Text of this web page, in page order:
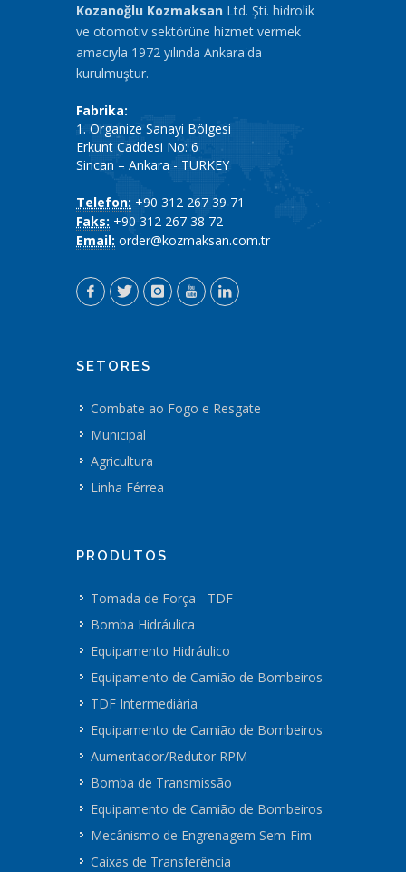
Kozanoğlu Kozmaksan Ltd. Şti. hidrolik
ve otomotiv sektörüne hizmet vermek
amacıyla 1972 yılında Ankara'da
kurulmuştur.
Fabrika:
1. Organize Sanayi Bölgesi
Erkunt Caddesi No: 6
Sincan – Ankara - TURKEY
Telefon: +90 312 267 39 71
Faks: +90 312 267 38 72
Email: order@kozmaksan.com.tr
SETORES
Combate ao Fogo e Resgate
Municipal
Agricultura
Linha Férrea
PRODUTOS
Tomada de Força - TDF
Bomba Hidráulica
Equipamento Hidráulico
Equipamento de Camião de Bombeiros
TDF Intermediária
Equipamento de Camião de Bombeiros
Aumentador/Redutor RPM
Bomba de Transmissão
Equipamento de Camião de Bombeiros
Mecânismo de Engrenagem Sem-Fim
Caixas de Transferência